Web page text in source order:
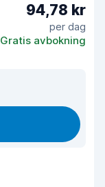
94,78 kr
per dag
Gratis avbokning